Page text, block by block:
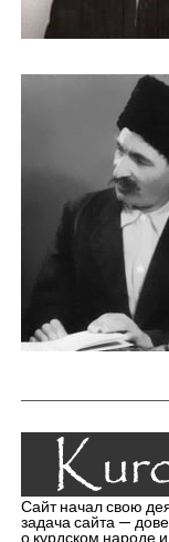
Сайт начал свою
задача сайта —
о курдском народе